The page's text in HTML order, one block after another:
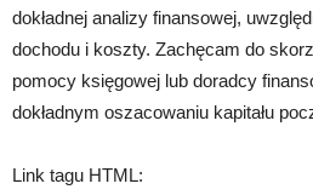
dokładnej analizy finansowej,
dochodu i koszty. Zachęcam do
pomocy księgowej lub doradcy
dokładnym oszacowaniu kapitału
Link tagu HTML: